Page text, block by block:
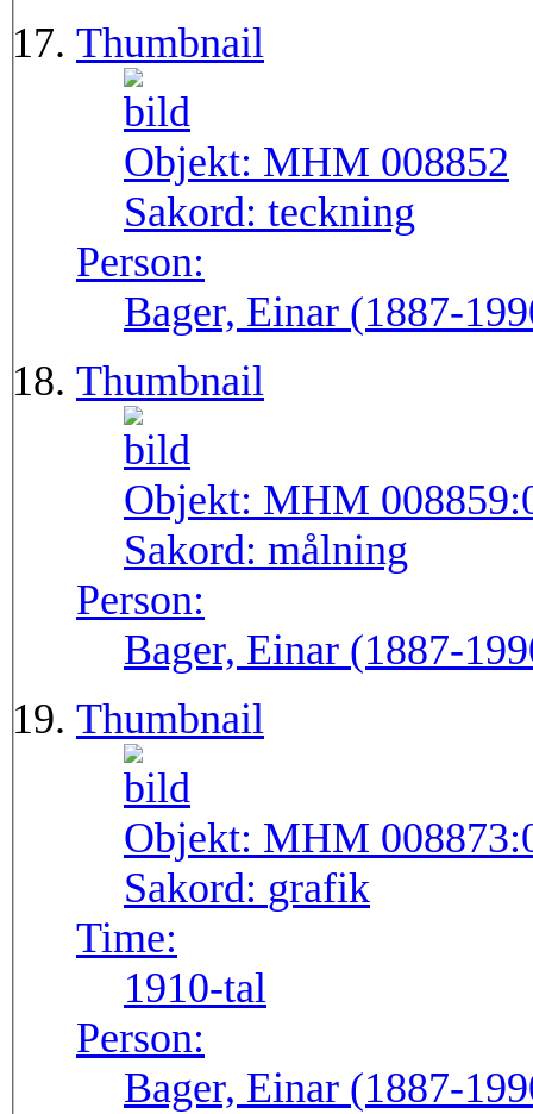
Thumbnail
Objekt: MHM 008852
Sakord: teckning
Person:
Bager, Einar (1887-
Thumbnail
Objekt: MHM
Sakord: målning
Person:
Bager, Einar (1887-
Thumbnail
Objekt: MHM
Sakord: grafik
Time:
1910-tal
Person:
Bager, Einar (1887-